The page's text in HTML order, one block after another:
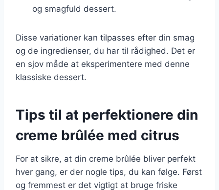
og smagfuld dessert.
Disse variationer kan tilpasses efter din smag
og de ingredienser, du har til rådighed. Det er
en sjov måde at eksperimentere med denne
klassiske dessert.
Tips til at perfektionere din
creme brûlée med citrus
For at sikre, at din creme brûlée bliver perfekt
hver gang, er der nogle tips, du kan følge. Først
og fremmest er det vigtigt at bruge friske